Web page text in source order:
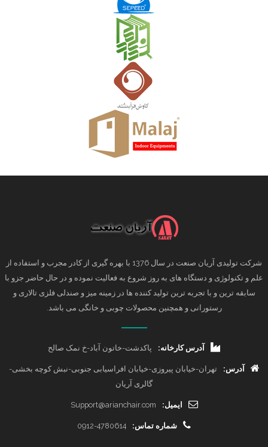
شرکت تولیدی آریان صنعت در سال 1376 با بهره گیری از کادر مجرب و استفاده از
علم و تکنولوژی و دستگاه های به روز شروع به فعالیت نموده و در حال حاضر جزو با
سابقه ترین و با تجربه ترین تولید کننده ها در زمینه میز و صندلی فلزی تالاری و
رستورانی و همچنین محصولات چوبی و خانگی می باشد.
آدرس کارخانه: پاکدشت-خاتون آباد-خ نمک صالح
آدرس:
تهران-خیابان پیروزی-خیابان افراسیابی جنوبی-نبش کوچه بخشی-
گالری آریان
ایمیل: Support@arianchair.com
شماره تماس: 0912-4780614